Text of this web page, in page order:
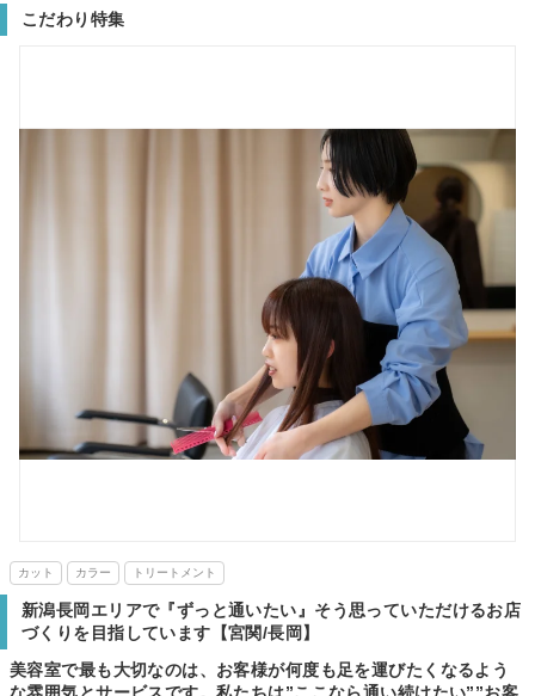
こだわり特集
カット カラー トリートメント
新潟長岡エリアで『ずっと通いたい』そう思っていただけるお店
づくりを目指しています【宮関/長岡】
美容室で最も大切なのは、お客様が何度も足を運びたくなるよう
な雰囲気とサービスです。私たちは”ここなら通い続けたい””お客